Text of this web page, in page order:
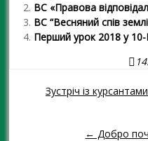
ВС «Правова
ВС “Весняний спів
Перший урок 2018 у 10-
Навігація
Зустріч із
← Добро